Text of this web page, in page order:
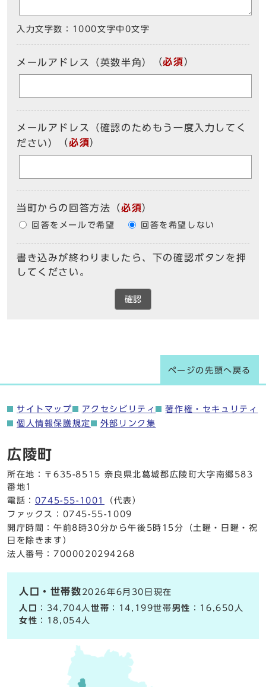
入力文字数： 1000文字中 0文字
メールアドレス（英数半角） （必須）
メールアドレス（確認のためもう一度入力してく
ださい）
（必須）
当町からの回答方法 （必須）
回答をメールで希望 回答を希望しない
書き込みが終わりましたら、下の確認ボタンを押
してください。
確認
ページの先頭へ戻る
サイトマップ アクセシビリティ
著作権・セキュリティ
個人情報保護規定
外部リンク集
広陵町
所在地：〒635-8515 奈良県北葛城郡広陵町大字南郷583
番地1
電話： 0745-55-1001
（代表）
ファックス：0745-55-1009
開庁時間：午前8時30分から午後5時15分（土曜・日曜・祝
日を除きます）
法人番号：7000020294268
人口・世帯数 2026年6月30日現在
人口
：34,704人世帯 ：14,199世帯男性 ：16,650人
女性 ：18,054人